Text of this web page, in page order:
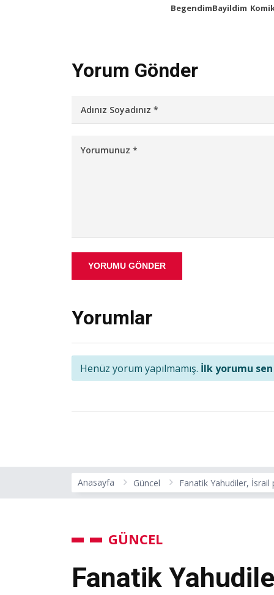
BegendimBayildim
Yorum Gönder
YORUMU GÖNDER
Yorumlar
Henüz yorum yapılmamış. İlk yorumu
Anasayfa Güncel Fanatik Yahudiler, İsrail
GÜNCEL
Fanatik